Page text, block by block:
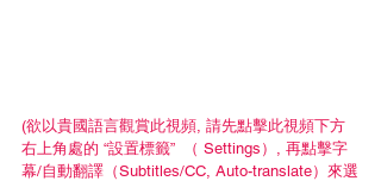
(欲以貴國語言觀賞此視頻, 請先點擊此視頻下方
右上角處的 “設置標籤”  （ Settings）, 再點擊字
幕/自動翻譯（Subtitles/CC, Auto-translate）來選